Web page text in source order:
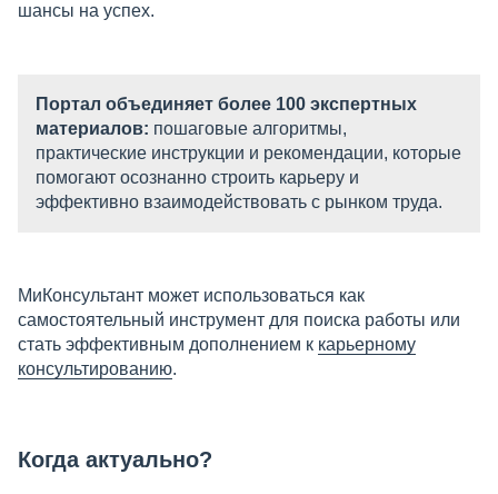
шансы на успех.
Портал объединяет более 100 экспертных
материалов: пошаговые алгоритмы,
практические инструкции и рекомендации, которые
помогают осознанно строить карьеру и
эффективно взаимодействовать с рынком труда.
МиКонсультант может использоваться как
самостоятельный инструмент для поиска работы или
стать эффективным дополнением к карьерному
консультированию.
Когда актуально?